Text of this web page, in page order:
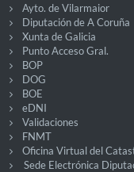
Ayto. de Vilarmaior
Diputación de A Coruña
Xunta de Galicia
Punto Acceso Gral.
BOP
DOG
BOE
eDNI
Validaciones
FNMT
Oficina Virtual del
Sede Electrónica